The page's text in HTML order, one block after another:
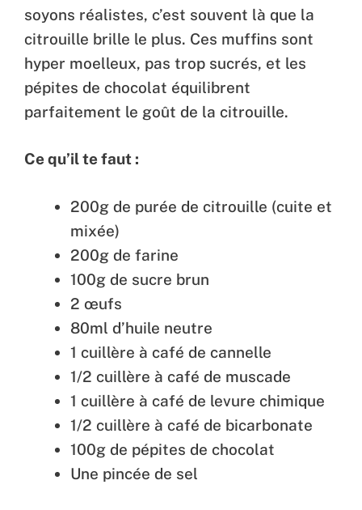
soyons réalistes, c’est souvent là que la
citrouille brille le plus. Ces muffins sont
hyper moelleux, pas trop sucrés, et les
pépites de chocolat équilibrent
parfaitement le goût de la citrouille.
Ce qu’il te faut :
200g de purée de citrouille (cuite et
mixée)
200g de farine
100g de sucre brun
2 œufs
80ml d’huile neutre
1 cuillère à café de cannelle
1/2 cuillère à café de muscade
1 cuillère à café de levure chimique
1/2 cuillère à café de bicarbonate
100g de pépites de chocolat
Une pincée de sel